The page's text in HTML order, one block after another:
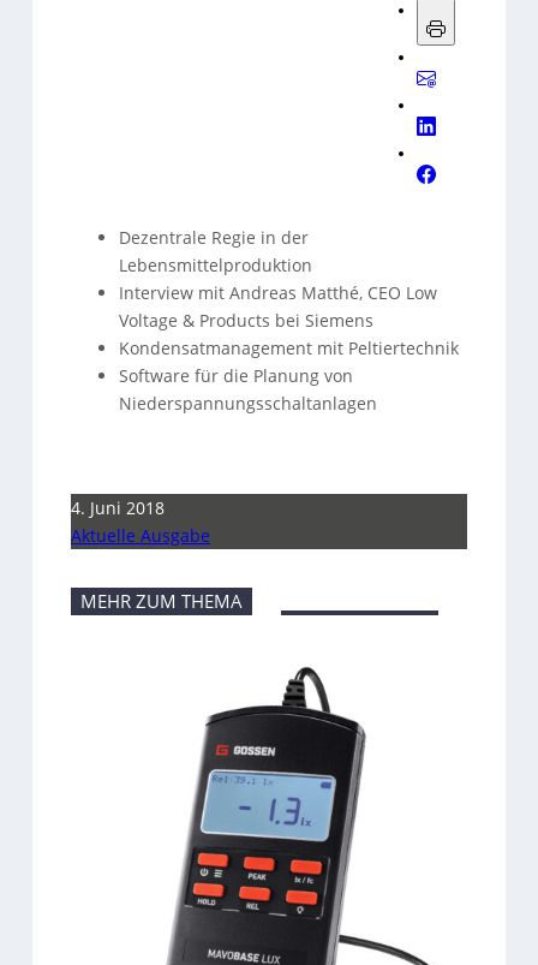
Dezentrale Regie in der
Lebensmittelproduktion
Interview mit Andreas Matthé, CEO Low
Voltage & Products bei Siemens
Kondensatmanagement mit Peltiertechnik
Software für die Planung von
Niederspannungsschaltanlagen
4. Juni 2018
Aktuelle Ausgabe
MEHR ZUM THEMA